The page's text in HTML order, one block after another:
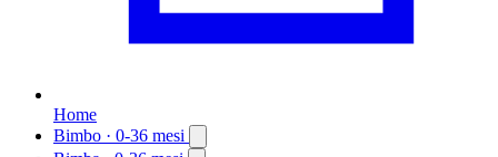
Home
Bimbo · 0-36 mesi